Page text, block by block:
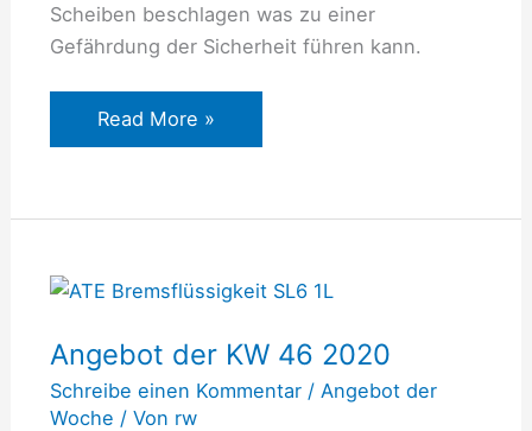
Scheiben beschlagen was zu einer
Gefährdung der Sicherheit führen kann.
Read More »
Angebot der KW 46 2020
Schreibe einen Kommentar / Angebot der
Woche / Von rw
Angebot
KW
46
2020